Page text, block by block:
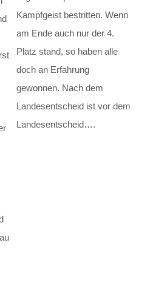
Kampfgeist bestritten. Wenn
am Ende auch nur der 4.
Platz stand, so haben alle
doch an Erfahrung
gewonnen. Nach dem
Landesentscheid ist vor dem
Landesentscheid….